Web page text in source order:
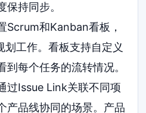
保持同步。
Scrum和Kanban看板，
划工作。看板支持自定义
到每个任务的流转情况。
过Issue Link关联不同项
产品线协同的场景。产品